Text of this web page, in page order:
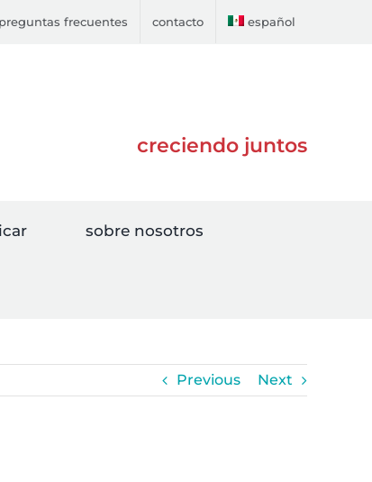
preguntas frecuentes contacto español
creciendo juntos
sobre nosotros
Previous Next